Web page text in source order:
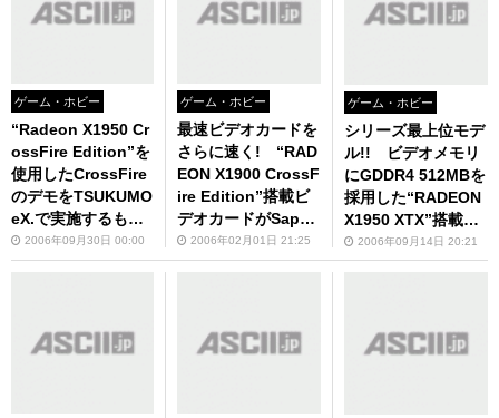
ゲーム・ホビー
“Radeon X1950 Cr
ossFire Edition”を
使用したCrossFire
のデモをTSUKUMO
eX.で実施するも電
力不足のせいで……
2006年09月30日 00:00
ゲーム・ホビー
最速ビデオカードを
さらに速く! “RAD
EON X1900 CrossF
ire Edition”搭載ビ
デオカードがSapph
ireからデビュー!!
2006年02月01日 21:25
ゲーム・ホビー
シリーズ最上位モデ
ル!! ビデオメモリ
にGDDR4 512MBを
採用した“RADEON
X1950 XTX”搭載カ
ードの販売がついに
スタート!!
2006年09月14日 20:21